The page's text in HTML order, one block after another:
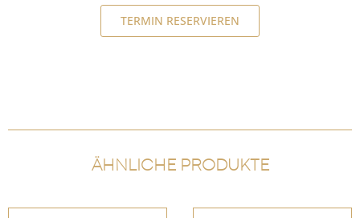
TERMIN RESERVIEREN
ÄHNLICHE PRODUKTE